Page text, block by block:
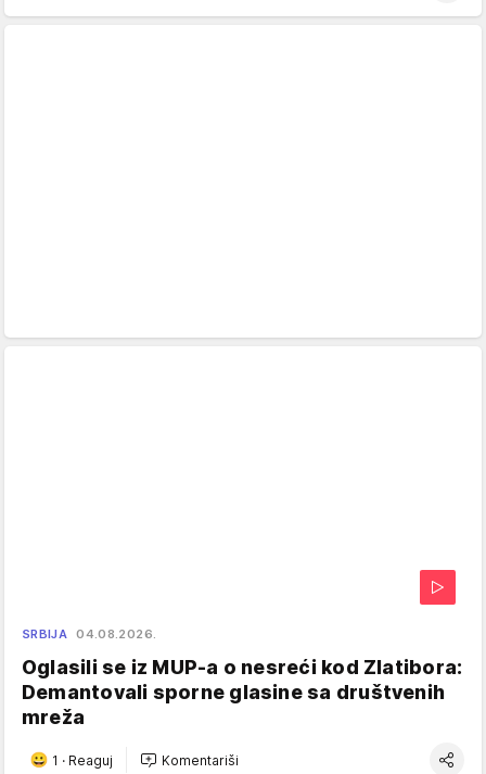
SRBIJA 04.08.2026.
Oglasili se iz MUP-a o nesreći kod Zlatibora:
Demantovali sporne glasine sa društvenih
mreža
1 · Reaguj Komentariši